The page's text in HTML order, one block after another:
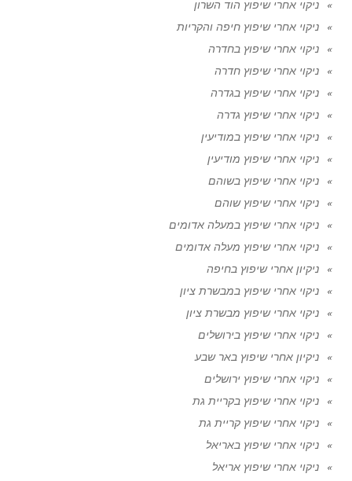
ניקוי אחרי שיפוץ הוד השרון
ניקוי אחרי שיפוץ חיפה והקריות
ניקוי אחרי שיפוץ בחדרה
ניקוי אחרי שיפוץ חדרה
ניקוי אחרי שיפוץ בגדרה
ניקוי אחרי שיפוץ גדרה
ניקוי אחרי שיפוץ במודיעין
ניקוי אחרי שיפוץ מודיעין
ניקוי אחרי שיפוץ בשוהם
ניקוי אחרי שיפוץ שוהם
ניקוי אחרי שיפוץ במעלה אדומים
ניקוי אחרי שיפוץ מעלה אדומים
ניקיון אחרי שיפוץ בחיפה
ניקוי אחרי שיפוץ במבשרת ציון
ניקוי אחרי שיפוץ מבשרת ציון
ניקוי אחרי שיפוץ בירושלים
ניקיון אחרי שיפוץ באר שבע
ניקוי אחרי שיפוץ ירושלים
ניקוי אחרי שיפוץ בקריית גת
ניקוי אחרי שיפוץ קריית גת
ניקוי אחרי שיפוץ באריאל
ניקוי אחרי שיפוץ אריאל